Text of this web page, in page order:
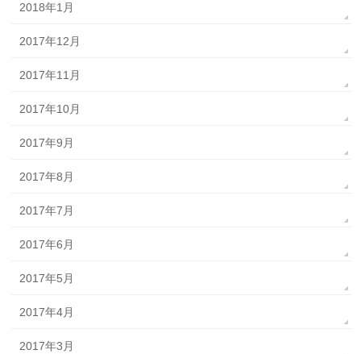
2018年1月
2017年12月
2017年11月
2017年10月
2017年9月
2017年8月
2017年7月
2017年6月
2017年5月
2017年4月
2017年3月